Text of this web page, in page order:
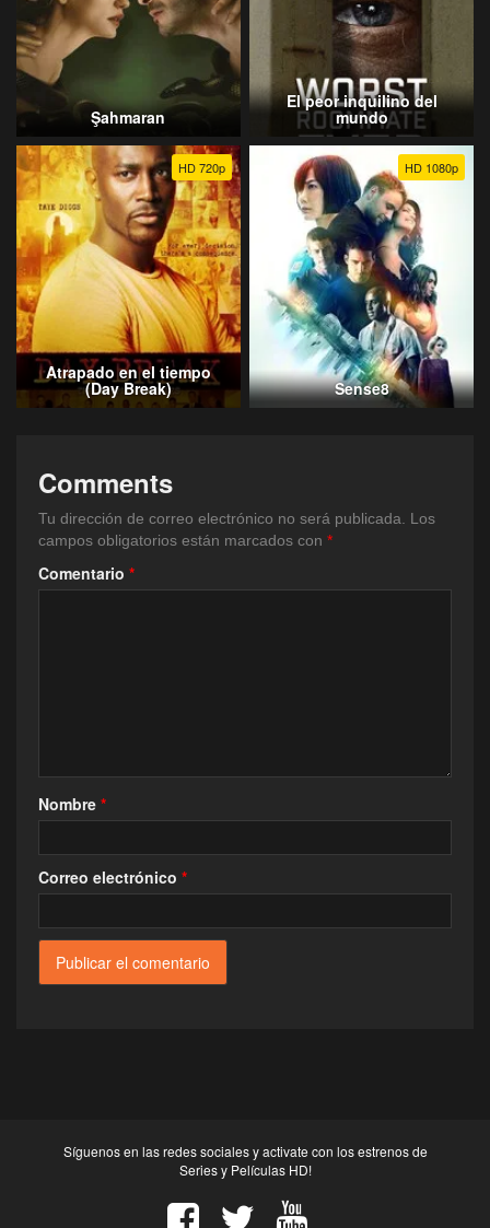
Şahmaran
El peor inquilino del
mundo
HD 720p
Atrapado en el tiempo
(Day Break)
HD 1080p
Sense8
Comments
Tu dirección de correo electrónico no será publicada.
Los
campos obligatorios están marcados con *
Comentario *
Nombre *
Correo electrónico *
Síguenos en las redes sociales y activate con los estrenos de
Series y Películas HD!